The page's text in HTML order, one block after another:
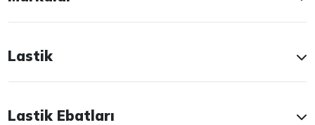
Lastik
Lastik Ebatları